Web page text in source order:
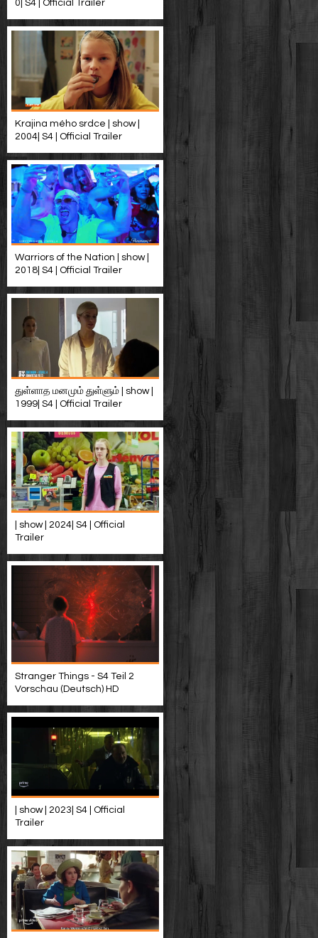
0| S4 | Official Trailer
Krajina mého srdce | show |
2004| S4 | Official Trailer
Warriors of the Nation | show |
2018| S4 | Official Trailer
துள்ளாத மனமும் துள்ளும் | show |
1999| S4 | Official Trailer
| show | 2024| S4 | Official
Trailer
Stranger Things - S4 Teil 2
Vorschau (Deutsch) HD
| show | 2023| S4 | Official
Trailer